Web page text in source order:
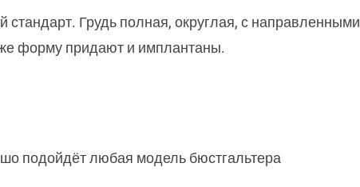
стандарт. Грудь полная, округлая, с направленными
форму придают и имплантаны.
подойдёт любая модель бюстгальтера